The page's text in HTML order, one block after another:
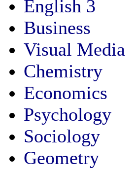
English 3
Business
Visual Media
Chemistry
Economics
Psychology
Sociology
Geometry